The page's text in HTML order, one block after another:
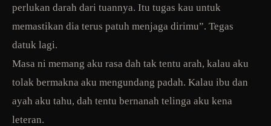
perlukan darah dari tuannya. Itu tugas kau untuk
memastikan dia terus patuh menjaga dirimu”. Tegas
datuk lagi.
Masa ni memang aku rasa dah tak tentu arah, kalau aku
tolak bermakna aku mengundang padah. Kalau ibu dan
ayah aku tahu, dah tentu bernanah telinga aku kena
leteran.